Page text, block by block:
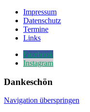
Impressum
Datenschutz
Termine
Links
Facebook
Instagram
Dankeschön
Navigation überspringen